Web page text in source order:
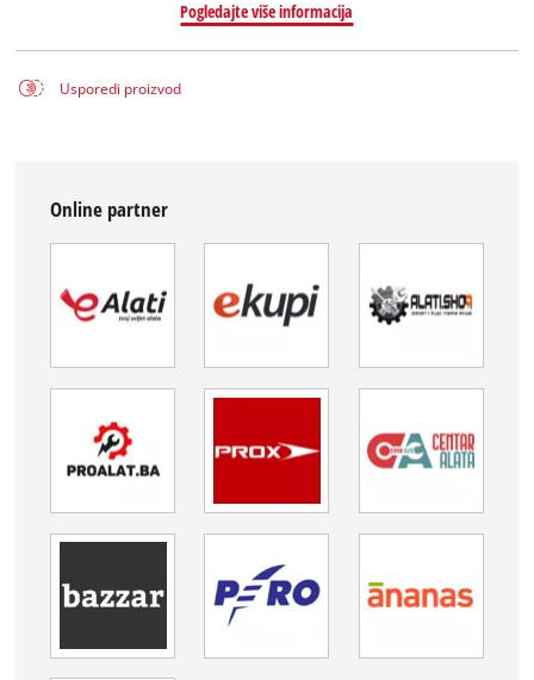
Pogledajte više informacija
Usporedi proizvod
Online partner